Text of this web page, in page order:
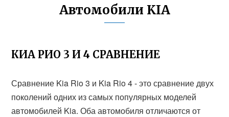
Автомобили KIA
КИА РИО 3 И 4 СРАВНЕНИЕ
Сравнение Kia Rio 3 и Kia Rio 4 - это сравнение двух
поколений одних из самых популярных моделей
автомобилей Kia. Оба автомобиля отличаются от